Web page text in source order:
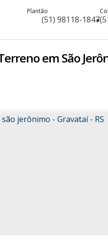
(51) 98118-1847
Plantão
em São